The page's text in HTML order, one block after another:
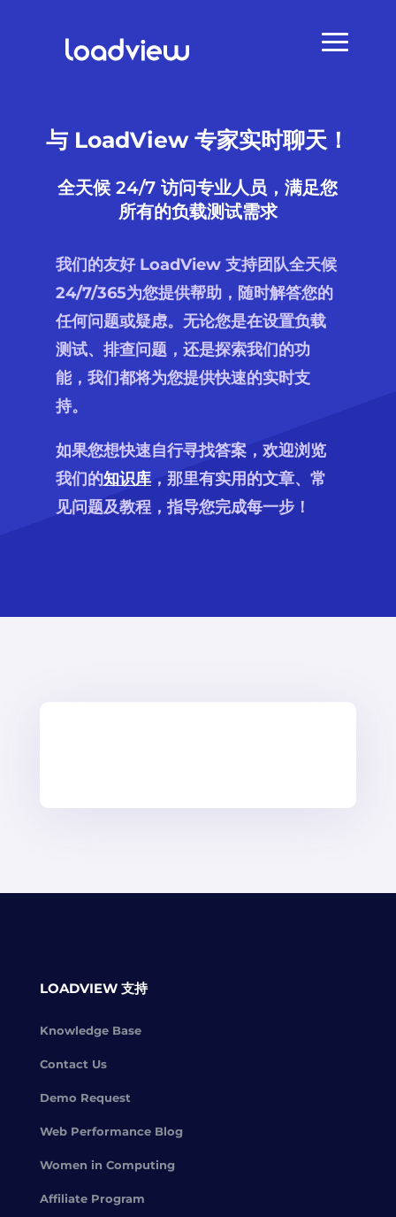
与 LoadView 专家实时聊天！
全天候 24/7 访问专业人员，满足您
所有的负载测试需求
我们的友好 LoadView 支持团队全天候
24/7/365为您提供帮助，随时解答您的
任何问题或疑虑。无论您是在设置负载
测试、排查问题，还是探索我们的功
能，我们都将为您提供快速的实时支
持。
如果您想快速自行寻找答案，欢迎浏览
我们的知识库，那里有实用的文章、常
见问题及教程，指导您完成每一步！
LOADVIEW 支持
Knowledge Base
Contact Us
Demo Request
Web Performance Blog
Women in Computing
Affiliate Program